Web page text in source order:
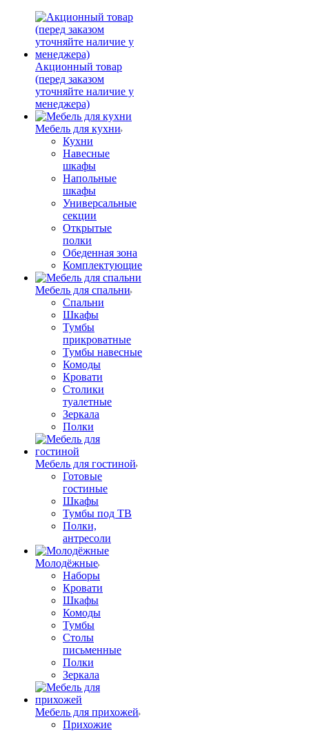
Акционный товар
(перед заказом
уточняйте наличие у
менеджера)
Мебель для кухни
Кухни
Навесные
шкафы
Напольные
шкафы
Универсальные
секции
Открытые
полки
Обеденная зона
Комплектующие
Мебель для спальни
Спальни
Шкафы
Тумбы
прикроватные
Тумбы навесные
Комоды
Кровати
Столики
туалетные
Зеркала
Полки
Мебель для гостиной
Готовые
гостиные
Шкафы
Тумбы под ТВ
Полки,
антресоли
Молодёжные
Наборы
Кровати
Шкафы
Комоды
Тумбы
Столы
письменные
Полки
Зеркала
Мебель для прихожей
Прихожие